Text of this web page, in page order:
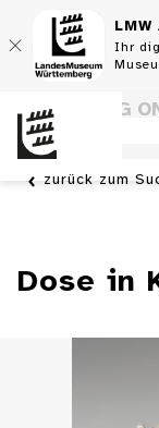
LMW
Ihr
SAMMLUNG
zurück zum
Dose in